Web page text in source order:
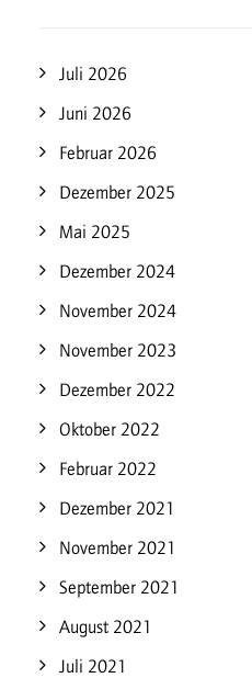
Juli 2026
Juni 2026
Februar 2026
Dezember 2025
Mai 2025
Dezember 2024
November 2024
November 2023
Dezember 2022
Oktober 2022
Februar 2022
Dezember 2021
November 2021
September 2021
August 2021
Juli 2021